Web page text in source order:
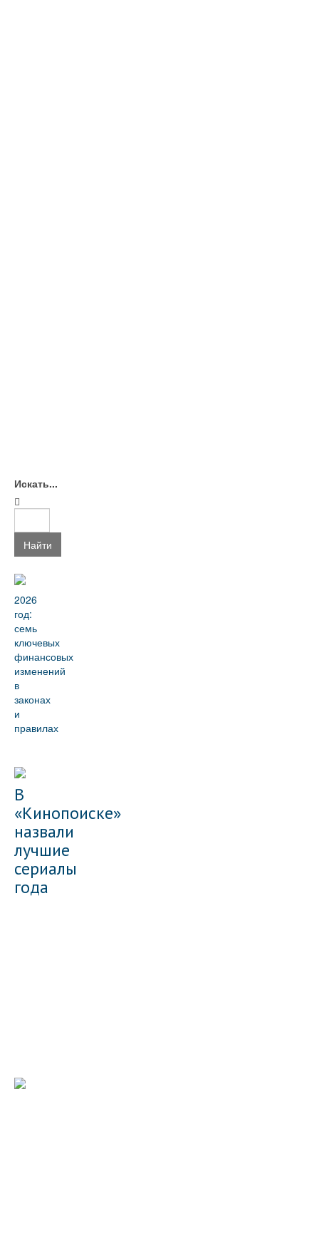
Искать...
Найти
2026
год:
семь
ключевых
финансовых
изменений
в
законах
и
правилах
В
«Кинопоиске»
назвали
лучшие
сериалы
года